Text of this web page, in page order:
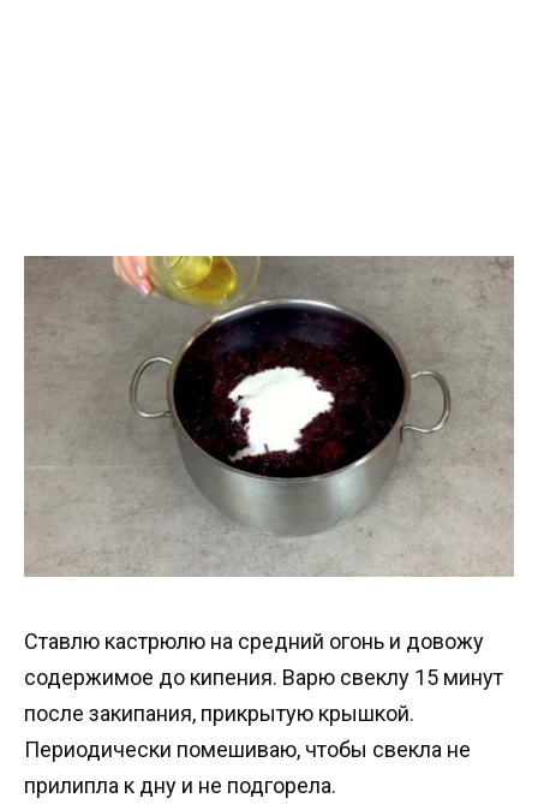
Ставлю кастрюлю на средний огонь и довожу
содержимое до кипения. Варю свеклу 15 минут
после закипания, прикрытую крышкой.
Периодически помешиваю, чтобы свекла не
прилипла к дну и не подгорела.